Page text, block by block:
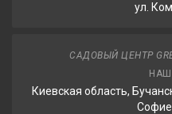
ул.
САДОВЫЙ ЦЕНТР
Киевская область,